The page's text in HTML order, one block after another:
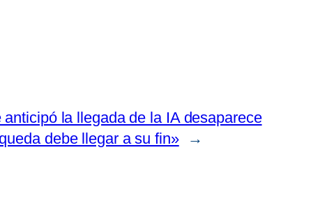
la llegada de la IA desaparece
debe llegar a su fin»
→